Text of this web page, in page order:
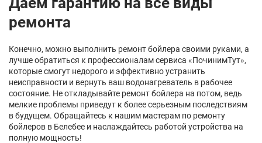
ремонта
Конечно, можно выполнить ремонт бойлера своими руками, а
лучше обратиться к профессионалам сервиса «ПочинимТут»,
которые смогут недорого и эффективно устранить
неисправности и вернуть ваш водонагреватель в рабочее
состояние. Не откладывайте ремонт бойлера на потом, ведь
мелкие проблемы приведут к более серьезным последствиям
в будущем. Обращайтесь к нашим мастерам по ремонту
бойлеров в Белебее и наслаждайтесь работой устройства на
полную мощность!